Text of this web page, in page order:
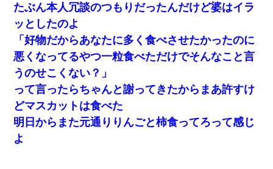
【戦争】不妊の俺嫁に弟嫁が2日間4歳児を託児 俺嫁はそこまで気
にしてなかったが、あまりにも子供が俺嫁に懐くので最後らへん
顔引きつってた → そして弟嫁が迎えに来た翌日…
俺「初対面でなに言ったか覚えてる？」嫁「臭いんだよ！キモオ
タ？だっけ？」俺「だいたい合ってる。で、なんで告白してきた
の？」→
彼氏の家に泊まる事になり、ゲームで盛り上がってさぁ寝よう！
と電気を消すとミシッって音が…彼「ちょっと待ってて」→勢い
よくドアを開けるとなんと…
たぶん本人冗談のつもりだったんだけど婆はイラ
ッとしたのよ
「好物だからあなたに多く食べさせたかったのに
悪くなってるやつ一粒食べただけでそんなこと言
うのせこくない？」
って言ったらちゃんと謝ってきたからまあ許すけ
どマスカットは食べた
明日からまた元通りりんごと柿食ってろって感じ
よ